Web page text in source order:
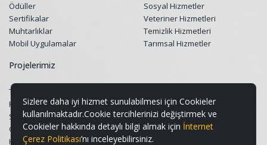
Ödüller
Sertifikalar
Muhtarlıklar
Mobil Uygulamalar
Sosyal Hizmetler
Veteriner Hizmetleri
Temizlik Hizmetleri
Tarımsal Hizmetler
Projelerimiz
Tüm Projeler
Restorasyon Projeleri
Sosyal Belediyecilik Projeleri
Gençlik ve Spor Projeleri
Kültür & Sanat ve Turizm Projeleri
Sizlere daha iyi hizmet sunulabilmesi için Cookieler
kullanılmaktadır.Cookie tercihlerinizi değiştirmek ve
Cookieler hakkında detaylı bilgi almak için İnternet
Çerez Politikası’nı inceleyebilirsiniz.